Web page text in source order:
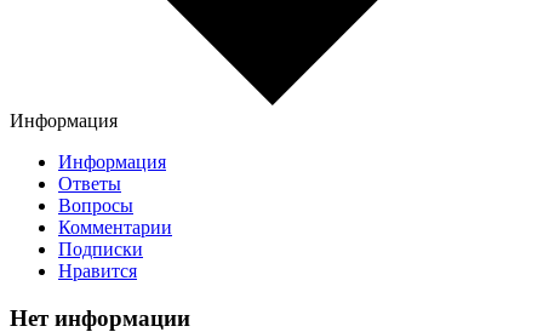
Информация
Информация
Ответы
Вопросы
Комментарии
Подписки
Нравится
Нет информации